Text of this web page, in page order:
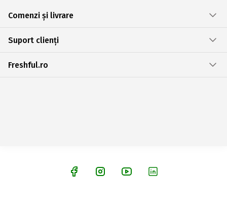
Comenzi și livrare
Suport clienți
Freshful.ro